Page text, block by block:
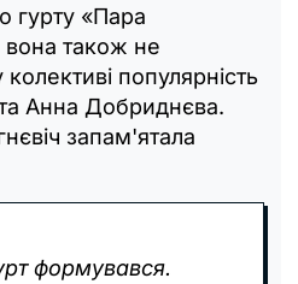
гурту «Пара
також не
популярність
Анна Добриднєва.
запам'ятала
формувався.